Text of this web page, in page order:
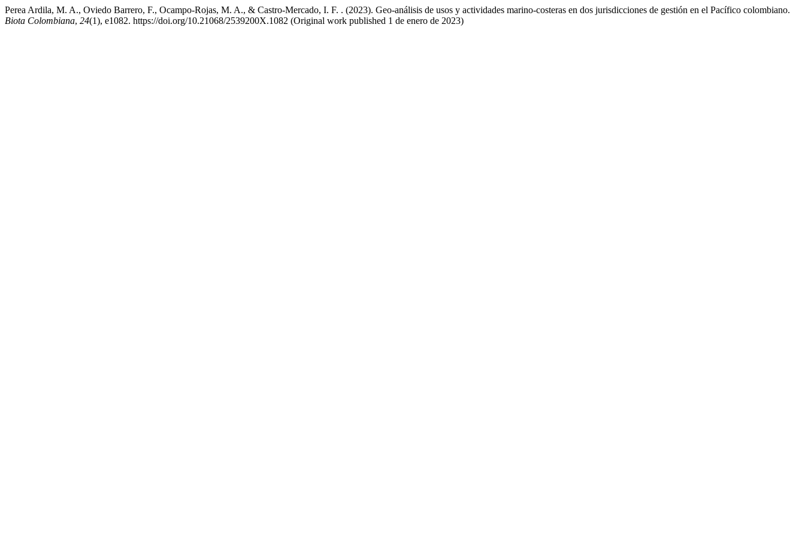
Perea Ardila, M. A., Oviedo Barrero, F., Ocampo-Rojas, M. A., & Castro-Mercado, I. F. . (2023). Geo-análisis de usos y actividades marino-costeras en dos jurisdicciones de gestión en el Pacífico colombiano.
Biota Colombiana, 24(1), e1082. https://doi.org/10.21068/2539200X.1082 (Original work published 1 de enero de 2023)